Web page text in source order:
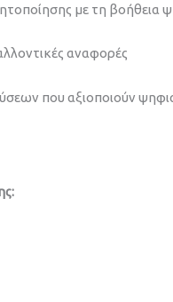
με τη βοήθεια
αναφορές
που αξιοποιούν